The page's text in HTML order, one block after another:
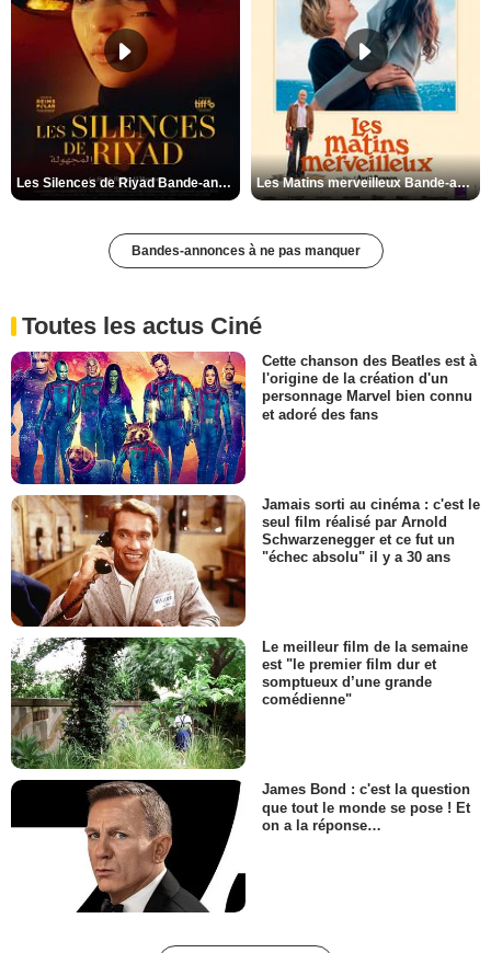
Les Silences de Riyad Bande-annonce VO STFR Les Matins merveilleux Bande-annonce VF
Bandes-annonces à ne pas manquer
Toutes les actus Ciné
Cette chanson des Beatles est à
l'origine de la création d'un
personnage Marvel bien connu
et adoré des fans
Jamais sorti au cinéma : c'est le
seul film réalisé par Arnold
Schwarzenegger et ce fut un
"échec absolu" il y a 30 ans
Le meilleur film de la semaine
est "le premier film dur et
somptueux d’une grande
comédienne"
James Bond : c'est la question
que tout le monde se pose ! Et
on a la réponse…